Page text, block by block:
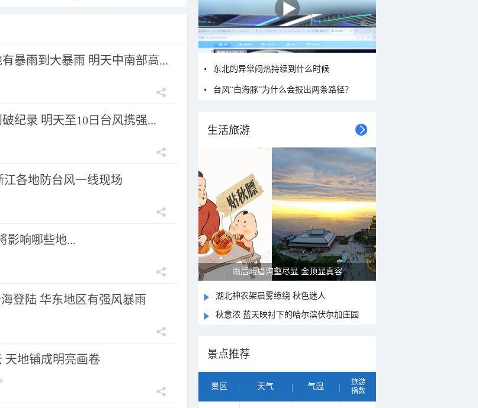
暴雨到大暴雨 明天中南部高...
纪录 明天至10日台风携强...
江各地防台风一线现场
影响哪些地...
登陆 华东地区有强风暴雨
天地铺成明亮画卷
东北的异常闷热持续到什么时候
台风“白海豚”为什么会报出两条路径？
生活旅游
雨后峨眉沟壑尽显 金顶显真容
湖北神农架晨雾缭绕 秋色迷人
秋意浓 蓝天映衬下的哈尔滨伏尔加庄园
景点推荐
景区 天气 气温
旅游
指数